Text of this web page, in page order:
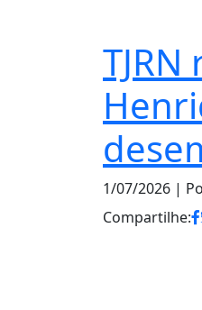
1/07/2026 |
Compartilhe: